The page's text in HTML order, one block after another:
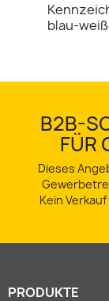
blau-
B2B-
FÜR
Dieses
Kein
PRODUKTE